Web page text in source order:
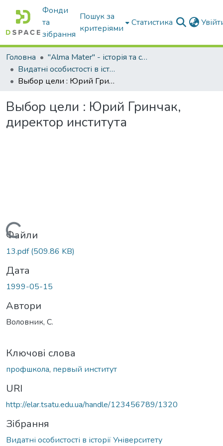
Фонди
та
зібрання
Пошук за
критеріями
Статистика
Головна
"Alma Mater" - історія та сьогодення Університету
Видатні особистості в історії Університету
Выбор цели : Юрий Гринчак, директор института
Выбор цели : Юрий Гринчак,
директор института
Вантажиться...
Файли
13.pdf(509.86 KB)
Дата
1999-05-15
Автори
Воловник, С.
Ключові слова
профшкола, первый институт
URI
http://elar.tsatu.edu.ua/handle/123456789/1320
Зібрання
Видатні особистості в історії Університету